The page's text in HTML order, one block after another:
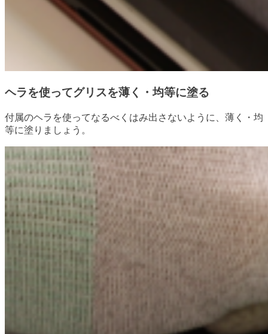
ヘラを使ってグリスを薄く・均等に塗る
付属のヘラを使ってなるべくはみ出さないように、薄く・均
等に塗りましょう。